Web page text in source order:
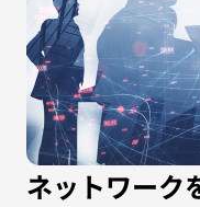
ネットワーク